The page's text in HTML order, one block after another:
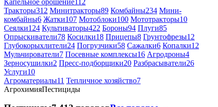
Тракторы312 Минитракторы89 Комбайны234 Мини-
комбайны6 Жатки107 Мотоблоки100 Мототракторы10
Сеялки124 Культиваторы422 Бороны94 Плуги85
Опрыскиватели78 Косилки18 Прицепы8 Грунтофрезы12
Глубокорыхлители24 Погрузчики58 Сажалки6 Копалки12
Мульчирователи7 Посевные комплексы16 Агродроны4
Зерносушилки2 Пресс-подборщики20 Разбрасыватели26
Услуги10
Агроматериалы11 Тепличное хозяйство7
АгрохимияПестициды